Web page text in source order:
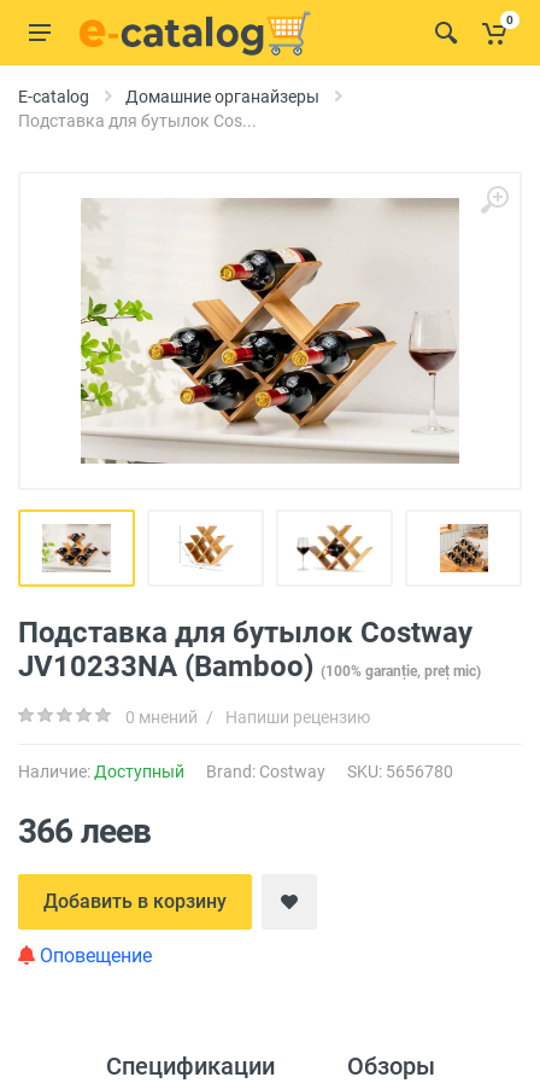
0
E-catalog
Домашние органайзеры
Подставка для бутылок Cos...
Подставка для бутылок Costway
JV10233NA (Bamboo) (100% garanție, preț mic)
0 мнений / Напиши рецензию
Наличие: Доступный Brand: Costway SKU: 5656780
366 леев
Добавить в корзину
Оповещение
Спецификации Обзоры